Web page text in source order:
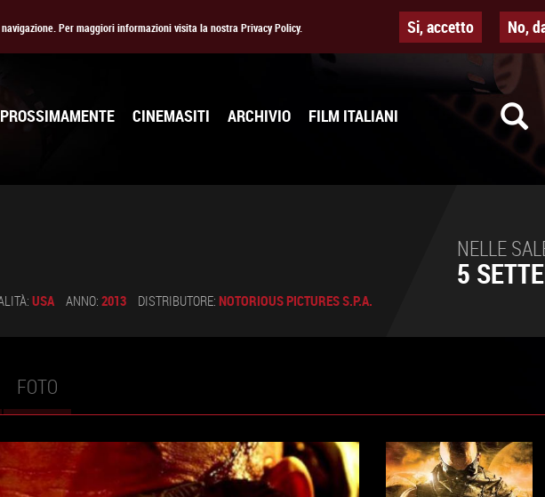
Per maggiori informazioni visita la nostra Privacy Policy. Si, accetto No,
PROSSIMAMENTE CINEMASITI ARCHIVIO FILM ITALIANI
USA ANNO: 2013 DISTRIBUTORE: NOTORIOUS PICTURES S.P.A.
NELLE
5
FOTO